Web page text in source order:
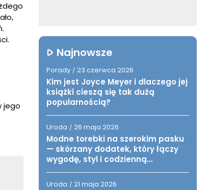
jego
Najnowsze
Porady / 23 czerwca 2026
Kim jest Joyce Meyer i dlaczego jej
książki cieszą się tak dużą
popularnością?
Uroda / 26 maja 2026
Modne torebki na szerokim pasku
— skórzany dodatek, który łączy
wygodę, styl i codzienną
Uroda / 21 maja 2026